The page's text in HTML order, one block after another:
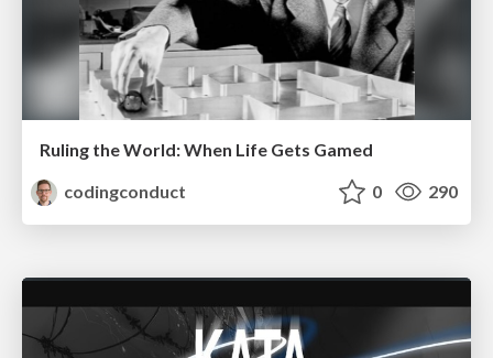
Ruling the World: When Life Gets Gamed
codingconduct
0 290